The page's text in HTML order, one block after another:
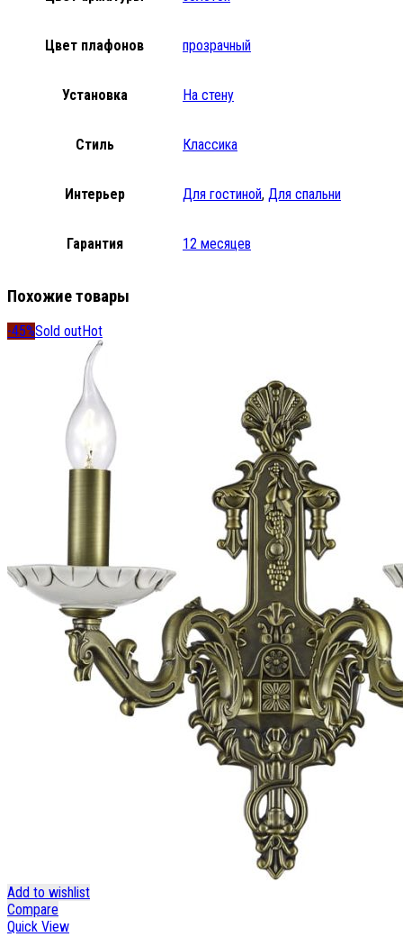
Цвет плафонов прозрачный
Установка На стену
Стиль Классика
Интерьер Для гостиной, Для спальни
Гарантия 12 месяцев
Похожие товары
-45%Sold outHot
Add to wishlist
Compare
Quick View